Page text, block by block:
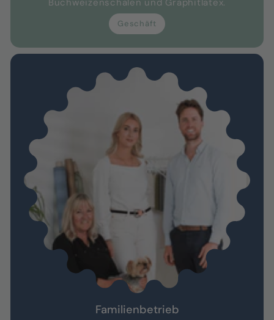
Buchweizenschalen und Graphitlatex.
Geschäft
Familienbetrieb